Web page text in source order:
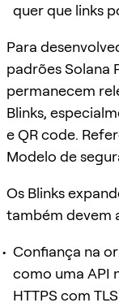
quer que links
Para
padrões Solana
permanecem
Blinks,
e QR code.
Modelo de
Os Blinks
também devem
Confiança na
como uma API
HTTPS com